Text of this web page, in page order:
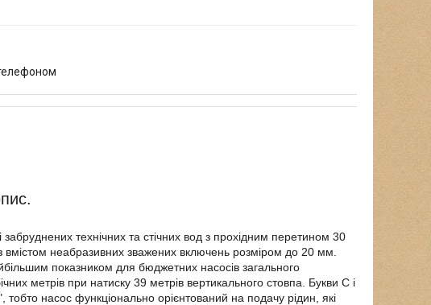
технічних та стічних вод з прохідним перетином 30
вмістом неабразивних зважених включень розміром до 20 мм.
показником для бюджетних насосів загального
метрів при натиску 39 метрів вертикального стовпа. Букви С і
насос функціонально орієнтований на подачу рідин, які